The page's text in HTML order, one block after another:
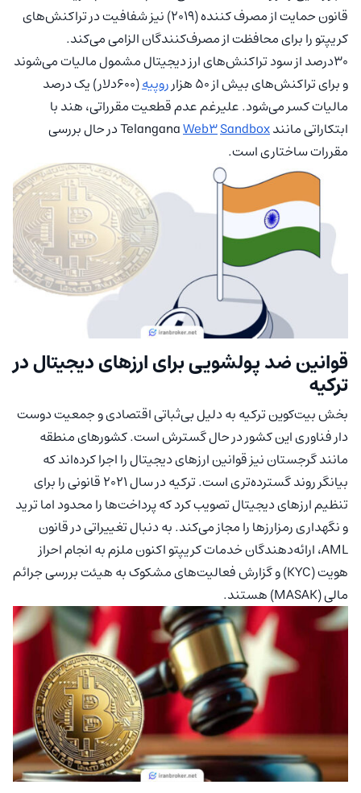
قانون حمایت از مصرف کننده (۲۰۱۹) نیز شفافیت در تراکنش‌های
کریپتو را برای محافظت از مصرف‌کنندگان الزامی می‌کند.
۳۰درصد از سود تراکنش‌های ارز دیجیتال مشمول مالیات می‌شوند
و برای تراکنش‌های بیش از ۵۰ هزار
روپیه
(۶۰۰دلار) یک درصد
مالیات کسر می‌شود. علیرغم عدم قطعیت مقرراتی، هند با
ابتکاراتی مانند Telangana
Web3Sandbox
در حال بررسی
مقررات ساختاری است.
قوانین ضد پولشویی برای ارزهای دیجیتال در
ترکیه
بخش بیت‌کوین ترکیه به دلیل بی‌ثباتی اقتصادی و جمعیت دوست
دار فناوری این کشور در حال گسترش است. کشورهای منطقه
مانند گرجستان نیز قوانین ارزهای دیجیتال را اجرا کرده‌اند که
بیانگر روند گسترده‌تری است. ترکیه در سال ۲۰۲۱ قانونی را برای
تنظیم ارزهای دیجیتال تصویب کرد که پرداخت‌ها را محدود اما ترید
و نگهداری رمزارزها را مجاز می‌کند. به دنبال تغییراتی در قانون
AML، ارائه‌دهندگان خدمات کریپتو اکنون ملزم به انجام احراز
هویت (KYC) و گزارش فعالیت‌های مشکوک به هیئت بررسی جرائم
مالی (MASAK) هستند.